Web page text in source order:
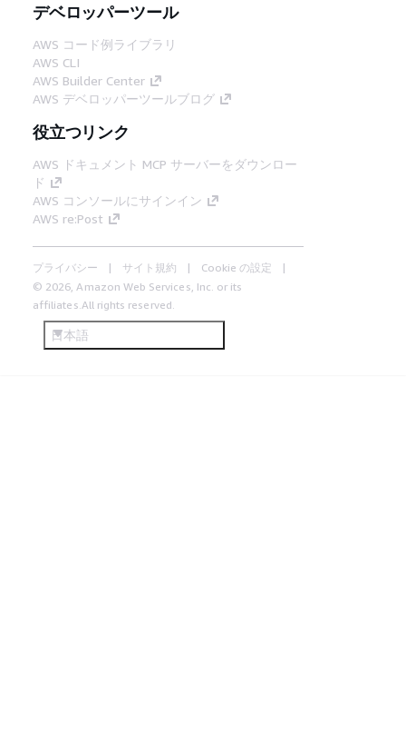
デベロッパーツール
AWS コード例ライブラリ
AWS CLI
AWS Builder Center
AWS デベロッパーツールブログ
役立つリンク
AWS ドキュメント MCP サーバーをダウンロー
ド
AWS コンソールにサインイン
AWS re:Post
プライバシー サイト規約
Cookie の設定
© 2026, Amazon Web Services, Inc. or its
affiliates.All rights reserved.
日本語